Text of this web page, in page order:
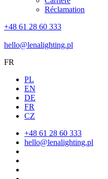
Réclamation
+48 61 28 60 333
hello@lenalighting.pl
FR
PL
EN
DE
FR
CZ
+48 61 28 60 333
hello@lenalighting.pl